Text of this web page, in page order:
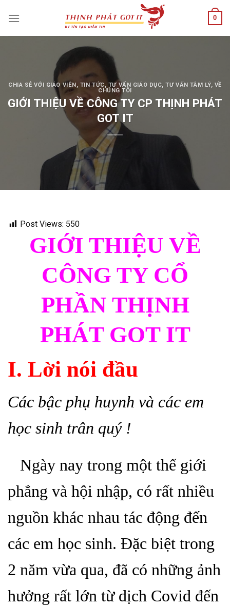
0
CHIA SẺ VỚI GIÁO VIÊN, TIN TỨC, TƯ VẤN GIÁO DỤC,TƯ VẤN TÂM LÝ, VỀ
CHÚNG TÔI
GIỚI THIỆU VỀ CÔNG TY CP THỊNH PHÁT
GOT IT
Post Views: 550
GIỚI THIỆU VỀ
CÔNG TY CỔ
PHẦN THỊNH
PHÁT GOT IT
I. Lời nói đầu
Các bậc phụ huynh và các em
học sinh trân quý !
Ngày nay trong một thế giới
phẳng và hội nhập, có rất nhiều
nguồn khác nhau tác động đến
các em học sinh. Đặc biệt trong
2 năm vừa qua, đã có những ảnh
hưởng rất lớn từ dịch Covid đến